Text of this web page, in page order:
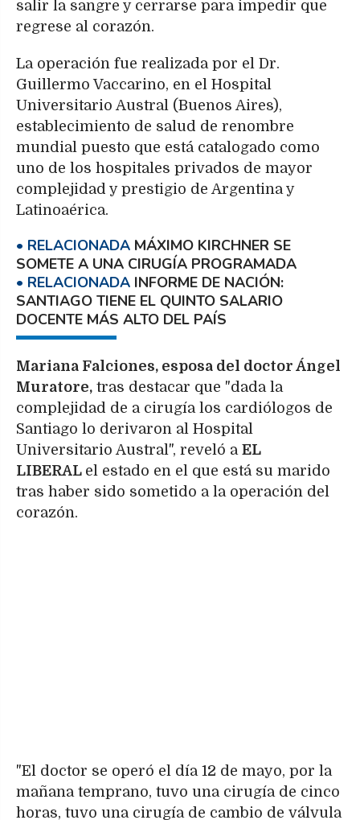
salir la sangre y cerrarse para impedir que
regrese al corazón.
La operación fue realizada por el Dr.
Guillermo Vaccarino, en el Hospital
Universitario Austral (Buenos Aires),
establecimiento de salud de renombre
mundial puesto que está catalogado como
uno de los hospitales privados de mayor
complejidad y prestigio de Argentina y
Latinoaérica.
MÁXIMO KIRCHNER SE
SOMETE A UNA CIRUGÍA PROGRAMADA
INFORME DE NACIÓN:
SANTIAGO TIENE EL QUINTO SALARIO
DOCENTE MÁS ALTO DEL PAÍS
Mariana Falciones, esposa del doctor Ángel
Muratore, tras destacar que "dada la
complejidad de a cirugía los cardiólogos de
Santiago lo derivaron al Hospital
Universitario Austral", reveló a EL
LIBERAL el estado en el que está su marido
tras haber sido sometido a la operación del
corazón.
"El doctor se operó el día 12 de mayo, por la
mañana temprano, tuvo una cirugía de cinco
horas, tuvo una cirugía de cambio de válvula